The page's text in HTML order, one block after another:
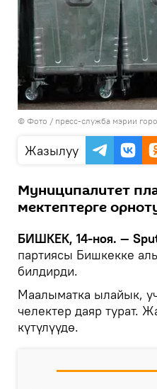
© Фото / пресс-служба мэрии
Жазылуу
Муниципалитет
мектептерге
БИШКЕК, 14-ноя. —
партиясы Бишкекке
билдирди.
Маалыматка ылайык,
челектер даяр турат.
күтүлүүдө.